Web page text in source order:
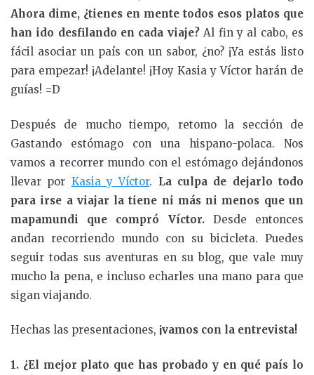
Ahora dime, ¿tienes en mente todos esos platos que
han ido desfilando en cada viaje?Al fin y al cabo, es
fácil asociar un país con un sabor, ¿no? ¡Ya estás listo
para empezar! ¡Adelante! ¡Hoy Kasia y Víctor harán de
guías! =D
Después de mucho tiempo, retomo la sección de
Gastando estómago con una hispano-polaca. Nos
vamos a recorrer mundo con el estómago dejándonos
llevar por Kasia y Víctor. La culpa de dejarlo todo
para irse a viajar la tiene ni más ni menos que un
mapamundi que compró Víctor.Desde entonces
andan recorriendo mundo con su bicicleta. Puedes
seguir todas sus aventuras en su blog, que vale muy
mucho la pena, e incluso echarles una mano para que
sigan viajando.
Hechas las presentaciones, ¡vamos con la entrevista!
1. ¿El mejor plato que has probado y en qué país lo